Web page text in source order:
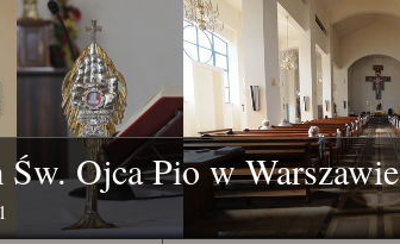
Św. Ojca Pio w Warszawie